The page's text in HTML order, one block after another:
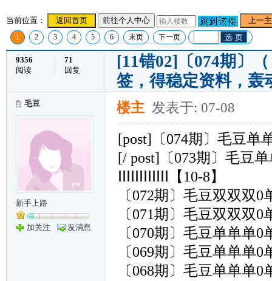
当前位置： 返回首页 前往个人中心 上一
1 2 3 4 5 6 末页 下一页 选 页
9356
阅读
71
回复
[11错02]〔074期〕
签，得稳定资料，轰
毛豆
新手上路
加关注 发消息
楼主 发表于: 07-08
[post]〔074期〕毛豆单
[/ post]〔073期〕毛豆
ⅠⅠⅠⅠⅠⅠⅠⅠⅠⅠⅠⅠ【10-8】
〔072期〕毛豆双双双0
〔071期〕毛豆双双双0
〔070期〕毛豆单单单0
〔069期〕毛豆单单单0
〔068期〕毛豆单单单0